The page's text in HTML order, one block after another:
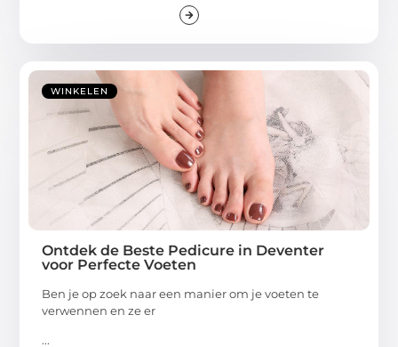
WINKELEN
Ontdek de Beste Pedicure in Deventer
voor Perfecte Voeten
Ben je op zoek naar een manier om je voeten te
verwennen en ze er
...